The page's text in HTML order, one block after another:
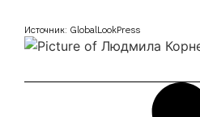
Источник: GlobalLookPress